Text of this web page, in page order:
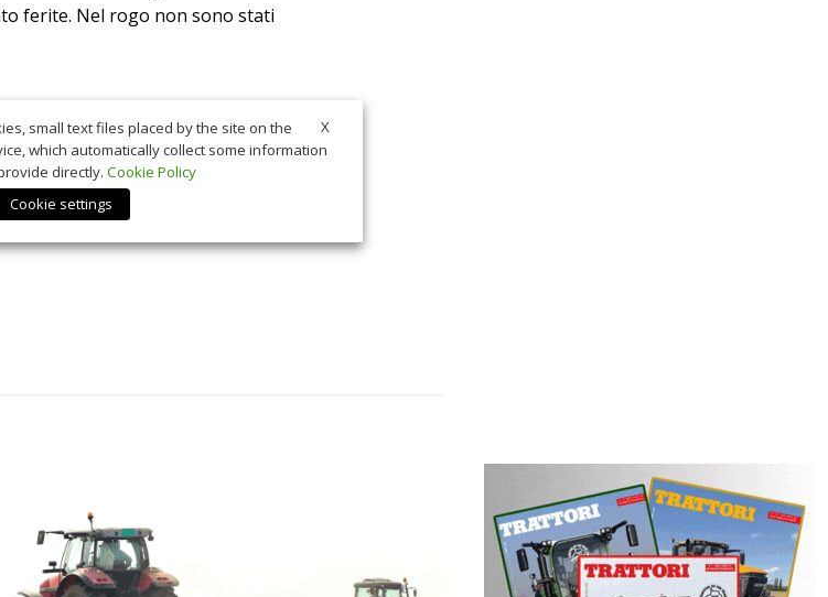
ferite. Nel rogo non sono stati
X
small text files placed by the site on the
which automatically collect some information
directly. Cookie Policy
Cookie settings